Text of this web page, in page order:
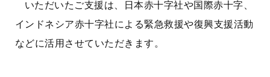
いただいたご支援は、日本赤十字社や国際赤十字、
インドネシア赤十字社による緊急救援や復興支援活動
などに活用させていただきます。